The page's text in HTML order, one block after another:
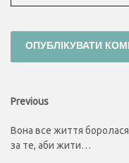
Навігація
записів
Previous
Previous
Вона все життя боролася
за те, аби жити…